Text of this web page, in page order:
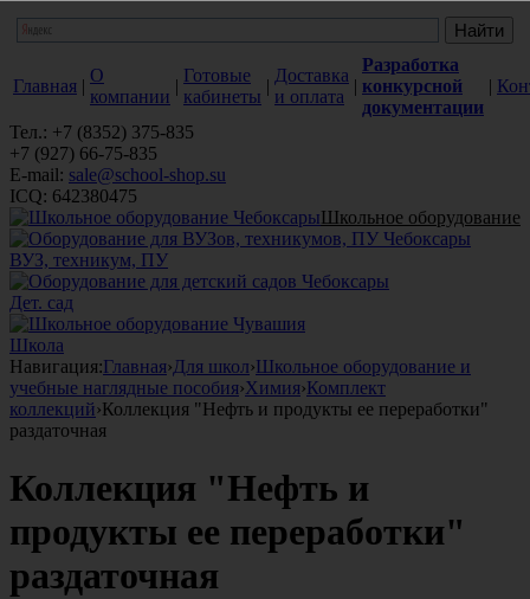
Главная |
О
компании
|
Готовые
кабинеты
|
Доставка
и оплата
|
Разработка
конкурсной
документации
|
Тел.: +7 (8352) 375-835
+7 (927) 66-75-835
E-mail: sale@school-shop.su
ICQ: 642380475
Школьное оборудование
ВУЗ, техникум, ПУ
Дет. сад
Школа
Навигация:Главная›Для школ›Школьное оборудование и
учебные наглядные пособия›Химия›Комплект
коллекций›Коллекция "Нефть и продукты ее переработки"
раздаточная
Коллекция "Нефть и
продукты ее переработки"
раздаточная